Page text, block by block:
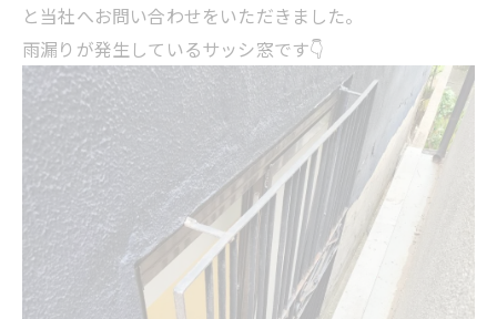
と当社へお問い合わせをいただきました。
雨漏りが発生しているサッシ窓です👇️